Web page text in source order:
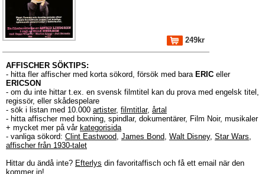
249kr
AFFISCHER SÖKTIPS:
- hitta fler affischer med korta sökord, försök med bara ERIC eller
ERICSON
- om du inte hittar t.ex. en svensk filmtitel kan du prova med engelsk titel,
regissör, eller skådespelare
- sök i listan med 10.000 artister, filmtitlar, årtal
- hitta affischer med boxning, spindlar, dokumentärer, Film Noir, musikaler
+ mycket mer på vår kategorisida
- vanliga sökord: Clint Eastwood, James Bond, Walt Disney, Star Wars,
affischer från 1930-talet
Hittar du ändå inte? Efterlys din favoritaffisch och få ett email när den
kommer in!